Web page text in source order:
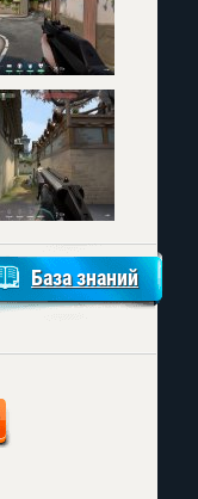
База знаний